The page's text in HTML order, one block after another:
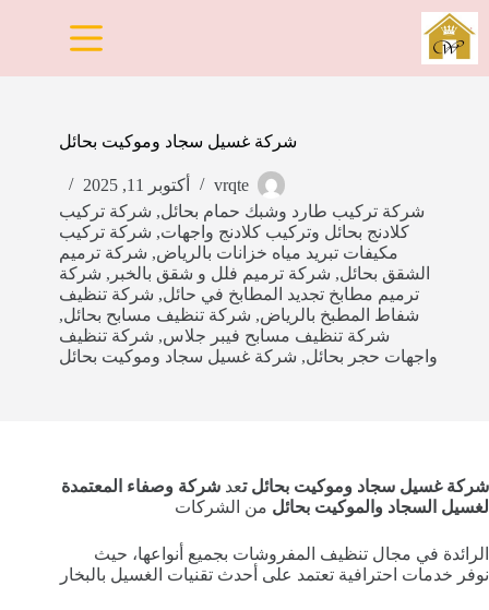
التجاوز
إلى
المحتوى
شركة غسيل سجاد وموكيت بحائل
vrqte
أكتوبر 11, 2025
شركة تركيب طارد وشبك حمام بحائل, شركة تركيب
كلادنج بحائل وتركيب كلادنج واجهات, شركة تركيب
مكيفات تبريد مياه خزانات بالرياض, شركة ترميم
الشقق بحائل, شركة ترميم فلل و شقق بالخبر , شركة
ترميم مطابخ تجديد المطابخ في حائل, شركة تنظيف
شفاط المطبخ بالرياض, شركة تنظيف مسابح بحائل,
شركة تنظيف مسابح فيبر جلاس, شركة تنظيف
واجهات حجر بحائل, شركة غسيل سجاد وموكيت بحائل
شركة غسيل سجاد وموكيت بحائل تعد شركة وصفاء المعتمدة
لغسيل السجاد والموكيت بحائل من الشركات
الرائدة في مجال تنظيف المفروشات بجميع أنواعها، حيث
نوفر خدمات احترافية تعتمد على أحدث تقنيات الغسيل بالبخار